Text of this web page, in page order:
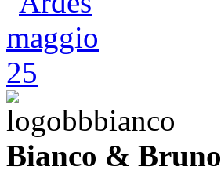
Bianco & Bruno